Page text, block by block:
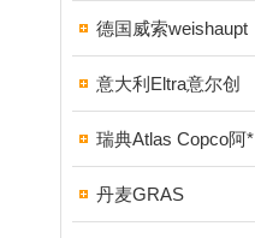
德国威索weishaupt
意大利Eltra意尔创
瑞典Atlas Copco阿*
丹麦GRAS